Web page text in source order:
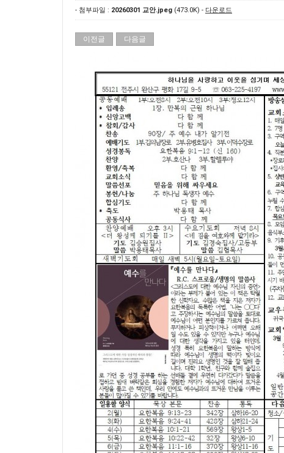
- 첨부파일 : 20260301 교안.jpeg (473.0K) - 다운로드
이전글 다음글